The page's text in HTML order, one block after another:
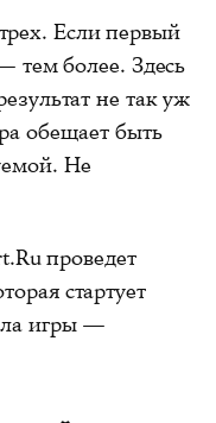
Если первый
тем более. Здесь
не так уж
обещает быть
Не
проведет
стартует
игры —